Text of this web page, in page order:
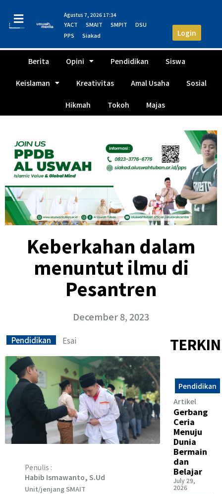
Login
Agustus 7, 2026 17:34
YACT SMAIT SMPIT
DSU
PPS
Siakad
Berita Opini Pendidikan Siswa
Keislaman Kreativitas Amal Usaha Sosial
Hikmah Tokoh Majas
Keberkahan dalam
menuntut ilmu di
Pesantren
December 8, 2023
Pendidikan Esai
Penulis :
Habib Ismawanto, S.Ud
Unit/jenjang SMAIT
Pendidikan
Artikel
Gerbang
Ceria
Menuju
Dunia
Bermain
dan
Belajar
July 29,
2026